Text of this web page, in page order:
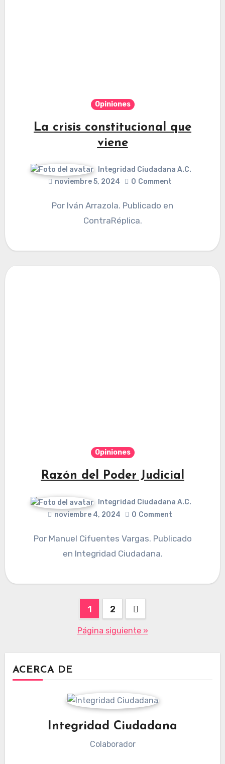
Opiniones
La crisis constitucional que
viene
Integridad Ciudadana A.C.
noviembre 5, 2024
0 Comment
Por Iván Arrazola. Publicado en
ContraRéplica.
Opiniones
Razón del Poder Judicial
Integridad Ciudadana A.C.
noviembre 4, 2024
0 Comment
Por Manuel Cifuentes Vargas. Publicado
en Integridad Ciudadana.
Paginación1 2
Página siguiente »
ACERCA DE
Integridad Ciudadana
Colaborador